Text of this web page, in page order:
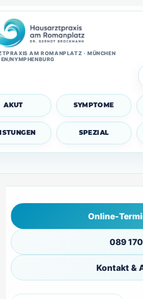
AM ROMANPLATZ · MÜNCHEN
NYMPHENBURG
AKUT SYMPTOME
SPEZIAL
Online-
089
Kontakt &